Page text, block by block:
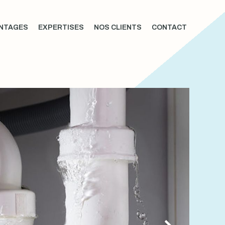
EXPERTISES NOS CLIENTS CONTACT